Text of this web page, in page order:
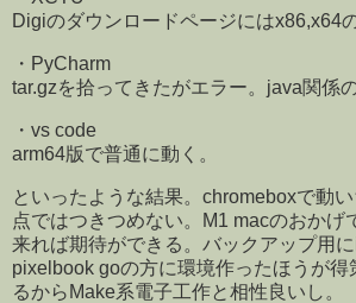
Digiのダウンロードページにはx86,x64
・PyCharm
tar.gzを拾ってきたがエラー。java関係
・vs code
arm64版で普通に動く。
といったような結果。chromeboxで動
点ではつきつめない。M1 macのおかげ
来れば期待ができる。バックアップ用
pixelbook goの方に環境作ったほうが得
るからMake系電子工作と相性良いし。